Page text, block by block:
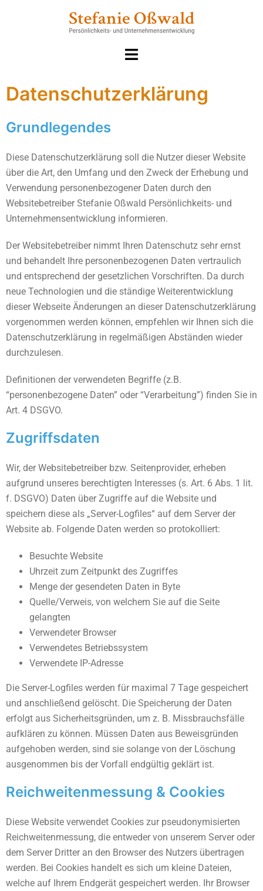
Datenschutzerklärung
Grundlegendes
Diese Datenschutzerklärung soll die Nutzer dieser Website
über die Art, den Umfang und den Zweck der Erhebung und
Verwendung personenbezogener Daten durch den
Websitebetreiber Stefanie Oßwald Persönlichkeits- und
Unternehmensentwicklung informieren.
Der Websitebetreiber nimmt Ihren Datenschutz sehr ernst
und behandelt Ihre personenbezogenen Daten vertraulich
und entsprechend der gesetzlichen Vorschriften. Da durch
neue Technologien und die ständige Weiterentwicklung
dieser Webseite Änderungen an dieser Datenschutzerklärung
vorgenommen werden können, empfehlen wir Ihnen sich die
Datenschutzerklärung in regelmäßigen Abständen wieder
durchzulesen.
Definitionen der verwendeten Begriffe (z.B.
“personenbezogene Daten” oder “Verarbeitung”) finden Sie in
Art. 4 DSGVO.
Zugriffsdaten
Wir, der Websitebetreiber bzw. Seitenprovider, erheben
aufgrund unseres berechtigten Interesses (s. Art. 6 Abs. 1 lit.
f. DSGVO) Daten über Zugriffe auf die Website und
speichern diese als „Server-Logfiles“ auf dem Server der
Website ab. Folgende Daten werden so protokolliert:
Besuchte Website
Uhrzeit zum Zeitpunkt des Zugriffes
Menge der gesendeten Daten in Byte
Quelle/Verweis, von welchem Sie auf die Seite
gelangten
Verwendeter Browser
Verwendetes Betriebssystem
Verwendete IP-Adresse
Die Server-Logfiles werden für maximal 7 Tage gespeichert
und anschließend gelöscht. Die Speicherung der Daten
erfolgt aus Sicherheitsgründen, um z. B. Missbrauchsfälle
aufklären zu können. Müssen Daten aus Beweisgründen
aufgehoben werden, sind sie solange von der Löschung
ausgenommen bis der Vorfall endgültig geklärt ist.
Reichweitenmessung & Cookies
Diese Website verwendet Cookies zur pseudonymisierten
Reichweitenmessung, die entweder von unserem Server oder
dem Server Dritter an den Browser des Nutzers übertragen
werden. Bei Cookies handelt es sich um kleine Dateien,
welche auf Ihrem Endgerät gespeichert werden. Ihr Browser